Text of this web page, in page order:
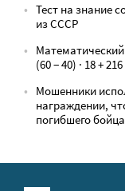
Тест на знание
из СССР
(60 − 40) · 18 +
Мошенники
награждении,
погибшего